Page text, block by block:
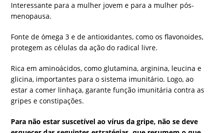
Interessante para a mulher jovem e para a mulher pós-
menopausa.
Fonte de ómega 3 e de antioxidantes, como os flavonoides,
protegem as células da ação do radical livre.
Rica em aminoácidos, como glutamina, arginina, leucina e
glicina, importantes para o sistema imunitário. Logo, ao
estar a comer linhaça, garante função imunitária contra as
gripes e constipações.
Para não estar suscetível ao vírus da gripe, não se deve